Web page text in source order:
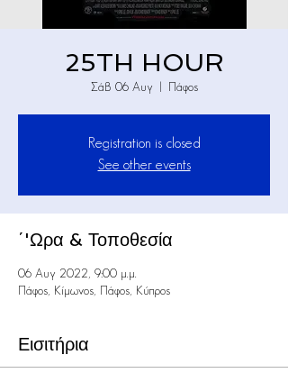
25TH HOUR
Σάβ 06 Αυγ Πάφος
Registration is closed
See other events
΄'Ωρα & Τοποθεσία
06 Αυγ 2022, 9:00 μ.μ.
Πάφος, Κίμωνος, Πάφος, Κύπρος
Εισιτήρια